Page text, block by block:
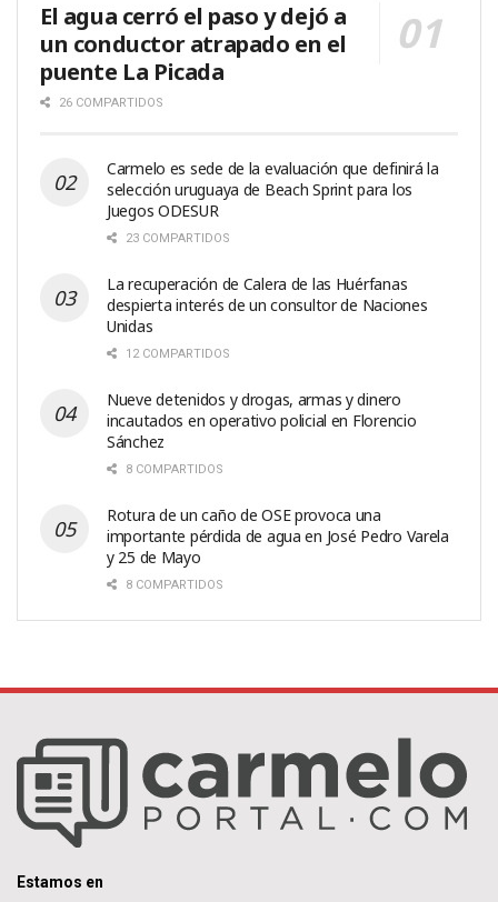
El agua cerró el paso y dejó a
un conductor atrapado en el
puente La Picada
26 COMPARTIDOS
Carmelo es sede de la evaluación que definirá la
selección uruguaya de Beach Sprint para los
Juegos ODESUR
23 COMPARTIDOS
La recuperación de Calera de las Huérfanas
despierta interés de un consultor de Naciones
Unidas
12 COMPARTIDOS
Nueve detenidos y drogas, armas y dinero
incautados en operativo policial en Florencio
Sánchez
8 COMPARTIDOS
Rotura de un caño de OSE provoca una
importante pérdida de agua en José Pedro Varela
y 25 de Mayo
8 COMPARTIDOS
Estamos en